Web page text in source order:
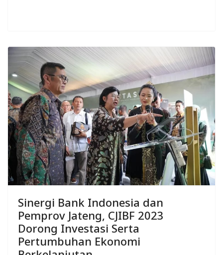
Sinergi Bank Indonesia dan
Pemprov Jateng, CJIBF 2023
Dorong Investasi Serta
Pertumbuhan Ekonomi